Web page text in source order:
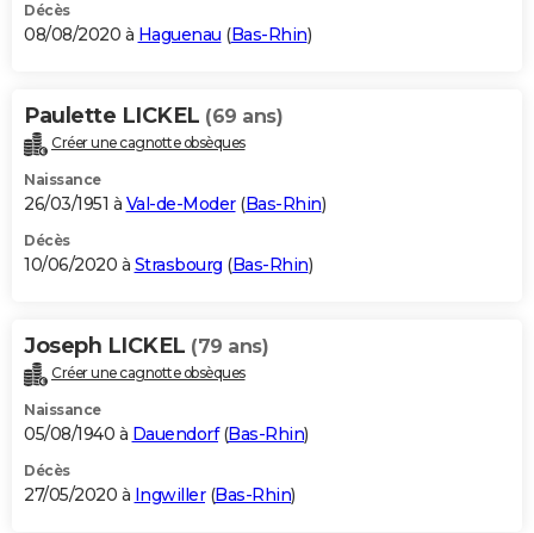
Décès
08/08/2020 à Haguenau (Bas-Rhin)
Paulette LICKEL (69 ans)
Créer une cagnotte obsèques
Naissance
26/03/1951 à Val-de-Moder(Bas-Rhin)
Décès
10/06/2020 à Strasbourg (Bas-Rhin)
Joseph LICKEL (79 ans)
Créer une cagnotte obsèques
Naissance
05/08/1940 à Dauendorf(Bas-Rhin)
Décès
27/05/2020 à Ingwiller(Bas-Rhin)